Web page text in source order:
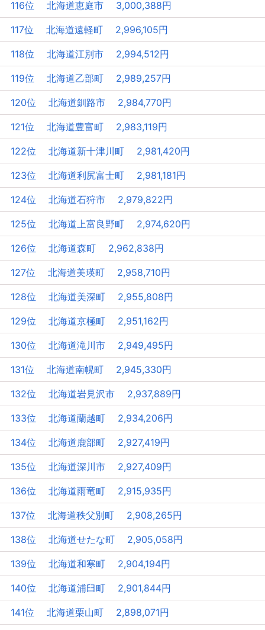
116位 北海道恵庭市 3,000,388円
117位 北海道遠軽町 2,996,105円
118位 北海道江別市 2,994,512円
119位 北海道乙部町 2,989,257円
120位 北海道釧路市 2,984,770円
121位 北海道豊富町 2,983,119円
122位 北海道新十津川町 2,981,420円
123位 北海道利尻富士町 2,981,181円
124位 北海道石狩市 2,979,822円
125位 北海道上富良野町 2,974,620円
126位 北海道森町 2,962,838円
127位 北海道美瑛町 2,958,710円
128位 北海道美深町 2,955,808円
129位 北海道京極町 2,951,162円
130位 北海道滝川市 2,949,495円
131位 北海道南幌町 2,945,330円
132位 北海道岩見沢市 2,937,889円
133位 北海道蘭越町 2,934,206円
134位 北海道鹿部町 2,927,419円
135位 北海道深川市 2,927,409円
136位 北海道雨竜町 2,915,935円
137位 北海道秩父別町 2,908,265円
138位 北海道せたな町 2,905,058円
139位 北海道和寒町 2,904,194円
140位 北海道浦臼町 2,901,844円
141位 北海道栗山町 2,898,071円